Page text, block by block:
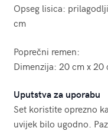
Opseg lisica:
cm
Poprečni remen:
Dimenzija: 20 cm x 20
Uputstva za uporabu
Set koristite oprezno
uvijek bilo ugodno.